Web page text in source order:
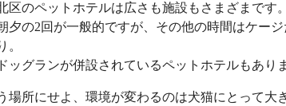
区のペットホテルは広さも施設もさまざまです。
夕の2回が一般的ですが、その他の時間はケー
。
ッグランが併設されているペットホテルもあり
場所にせよ、環境が変わるのは犬猫にとって大